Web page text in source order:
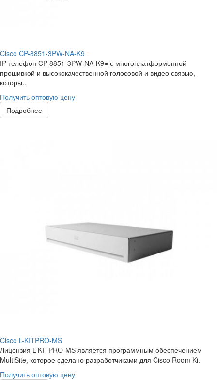
Cisco CP-8851-3PW-NA-K9=
IP-телефон CP-8851-3PW-NA-K9= с многоплатформенной
прошивкой и высококачественной голосовой и видео связью,
которы..
Получить оптовую цену
Подробнее
Cisco L-KITPRO-MS
Лицензия L-KITPRO-MS является программным обеспечением
MultiSite, которое сделано разработчиками для Cisco Room Ki..
Получить оптовую цену